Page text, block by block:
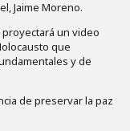
Jaime Moreno.
un video
que
y de
de preservar la paz